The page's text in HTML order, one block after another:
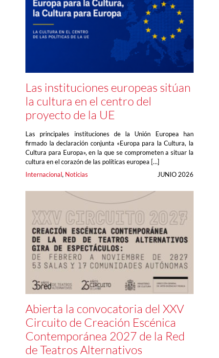
Las instituciones europeas sitúan
la cultura en el centro del
proyecto de la UE
Las principales instituciones de la Unión Europea han
firmado la declaración conjunta «Europa para la Cultura, la
Cultura para Europa», en la que se comprometen a situar la
cultura en el corazón de las políticas europea […]
Internacional, Noticias JUNIO 2026
Abierta la convocatoria del XXV
Circuito de Creación Escénica
Contemporánea 2027 de la Red
de Teatros Alternativos